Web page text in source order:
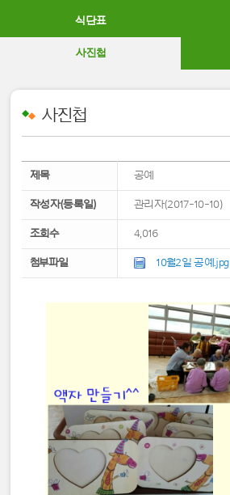
식단표
사진첩
사진첩
제목 공예
작성자(등록일) 관리자(2017-10-10)
조회수 4,016
첨부파일 10월2일 공예.jpg